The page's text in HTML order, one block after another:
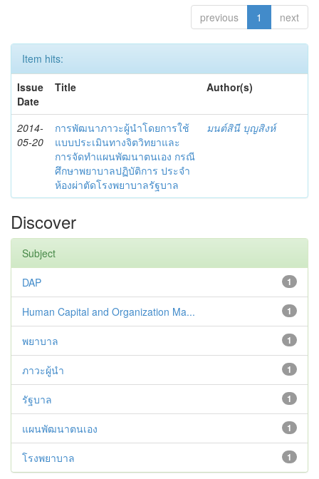
previous 1 next
Item hits:
Issue
Date
Title Author(s)
2014-
05-20
การพัฒนาภาวะผู้นำโดยการใช้
แบบประเมินทางจิตวิทยาและ
การจัดทำแผนพัฒนาตนเอง กรณี
ศึกษาพยาบาลปฏิบัติการ ประจำ
ห้องผ่าตัดโรงพยาบาลรัฐบาล
มนต์สินี บุญสิงห์
Discover
Subject
1
DAP
1
Human Capital and Organization Ma...
1
พยาบาล
1
ภาวะผู้นำ
1
รัฐบาล
1
แผนพัฒนาตนเอง
1
โรงพยาบาล